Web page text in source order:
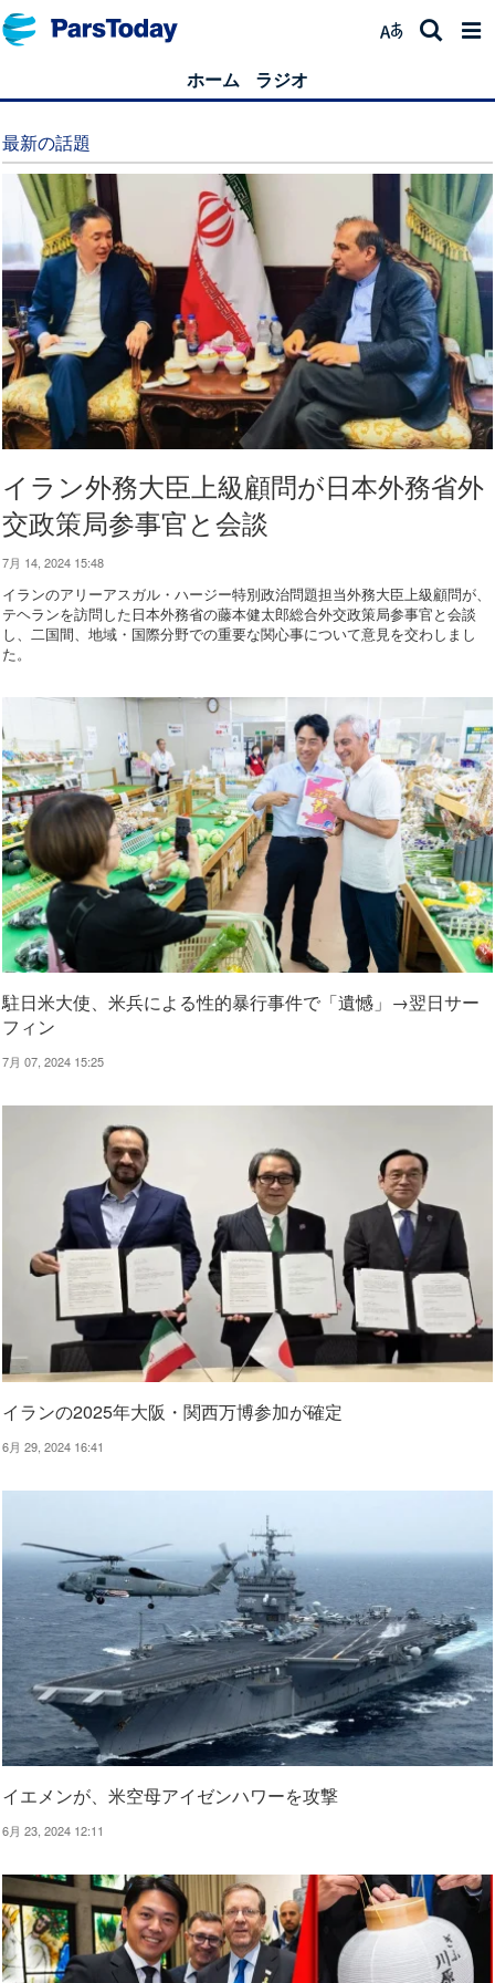
ホーム ラジオ
最新の話題
イラン外務大臣上級顧問が日本外務省外
交政策局参事官と会談
7月 14, 2024 15:48
イランのアリーアスガル・ハージー特別政治問題担当外務大臣上級顧問が、
テヘランを訪問した日本外務省の藤本健太郎総合外交政策局参事官と会談
し、二国間、地域・国際分野での重要な関心事について意見を交わしまし
た。
駐日米大使、米兵による性的暴行事件で「遺憾」→翌日サー
フィン
7月 07, 2024 15:25
イランの2025年大阪・関西万博参加が確定
6月 29, 2024 16:41
イエメンが、米空母アイゼンハワーを攻撃
6月 23, 2024 12:11